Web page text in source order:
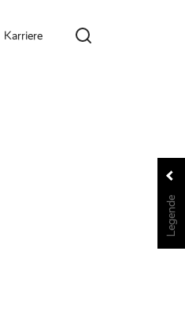
Karriere
Legende
Legende